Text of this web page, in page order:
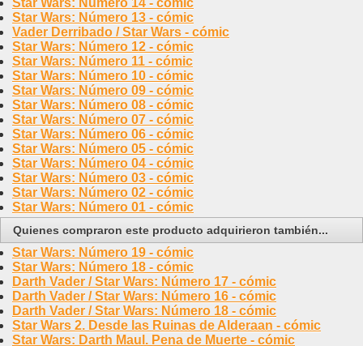
Star Wars: Número 14 - cómic
Star Wars: Número 13 - cómic
Vader Derribado / Star Wars - cómic
Star Wars: Número 12 - cómic
Star Wars: Número 11 - cómic
Star Wars: Número 10 - cómic
Star Wars: Número 09 - cómic
Star Wars: Número 08 - cómic
Star Wars: Número 07 - cómic
Star Wars: Número 06 - cómic
Star Wars: Número 05 - cómic
Star Wars: Número 04 - cómic
Star Wars: Número 03 - cómic
Star Wars: Número 02 - cómic
Star Wars: Número 01 - cómic
Quienes compraron este producto adquirieron también...
Star Wars: Número 19 - cómic
Star Wars: Número 18 - cómic
Darth Vader / Star Wars: Número 17 - cómic
Darth Vader / Star Wars: Número 16 - cómic
Darth Vader / Star Wars: Número 18 - cómic
Star Wars 2. Desde las Ruinas de Alderaan - cómic
Star Wars: Darth Maul. Pena de Muerte - cómic